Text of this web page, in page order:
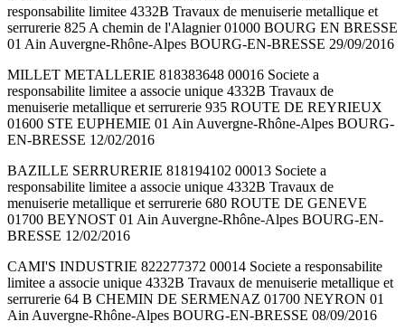
responsabilite limitee 4332B Travaux de menuiserie metallique et
serrurerie 825 A chemin de l'Alagnier 01000 BOURG EN BRESSE
01 Ain Auvergne-Rhône-Alpes BOURG-EN-BRESSE 29/09/2016
MILLET METALLERIE 818383648 00016 Societe a
responsabilite limitee a associe unique 4332B Travaux de
menuiserie metallique et serrurerie 935 ROUTE DE REYRIEUX
01600 STE EUPHEMIE 01 Ain Auvergne-Rhône-Alpes BOURG-
EN-BRESSE 12/02/2016
BAZILLE SERRURERIE 818194102 00013 Societe a
responsabilite limitee a associe unique 4332B Travaux de
menuiserie metallique et serrurerie 680 ROUTE DE GENEVE
01700 BEYNOST 01 Ain Auvergne-Rhône-Alpes BOURG-EN-
BRESSE 12/02/2016
CAMI'S INDUSTRIE 822277372 00014 Societe a responsabilite
limitee a associe unique 4332B Travaux de menuiserie metallique et
serrurerie 64 B CHEMIN DE SERMENAZ 01700 NEYRON 01
Ain Auvergne-Rhône-Alpes BOURG-EN-BRESSE 08/09/2016